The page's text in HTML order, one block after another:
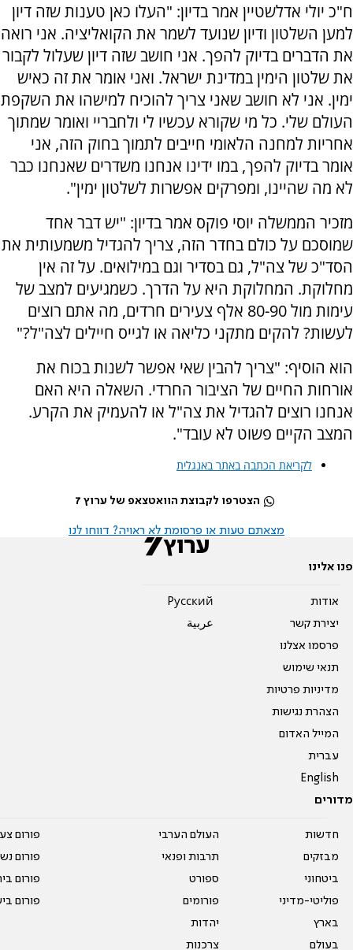
ח"כ יולי אדלשטיין אמר בדיון: "העלו כאן טענות שזה דיון
למען השלטון ודיון שנועד לשמר את הקואליציה. אני רואה
את הדברים בדיוק להפך. אני חושב שזה דיון שעלול לקבור
את שלטון הימין במדינת ישראל. ואני אומר את זה כאיש
ימין. אני לא חושב שאני צריך להוכיח למישהו את השקפת
העולם שלי. כל מי שקורא עכשיו לי ולחבריי ואומר שמתוך
אחריות למחנה הלאומי חייבים לתמוך בחוק הזה, אני
אומר בדיוק להפך, במו ידינו אנחנו משדרים שאנחנו כבר
לא מה שהיינו, ומפרקים אפשרות לשלטון ימין".
מזכיר הממשלה יוסי פוקס אמר בדיון: "יש דבר אחד
שמוסכם על כולם בחדר הזה, צריך להגדיל משמעותית את
הסד"כ של צה"ל, גם בסדיר וגם במילואים. על זה אין
מחלוקת. המחלוקת היא על הדרך. כשמגיעים למצב של
עימות מול 80-90 אלף צעירים חרדים, מה אתם רוצים
לעשות? להקים מתקני כליאה או לגייס חיילים לצה"ל?"
הוא הוסיף: "צריך להבין שאי אפשר לשנות בכוח את
אורחות החיים של הציבור החרדי. השאלה היא האם
אנחנו רוצים להגדיל את צה"ל או להעמיק את הקרע.
המצב הקיים פשוט לא עובד".
לקריאת הכתבה באתר באנגלית
הצטרפו לקבוצת הוואטצאפ של ערוץ 7
מצאתם טעות או פרסומת לא ראויה? דווחו לנו
פנו אלינו
אודות
יצירת קשר
פרסמו אצלנו
תנאי שימוש
מדיניות פרטיות
הצהרת נגישות
המייל האדום
עברית
English
Pусский
عربية
מדורים
חדשות
מבזקים
ביטחוני
פוליטי-מדיני
בארץ
בעולם
העולם הערבי
תרבות ופנאי
ספורט
פורומים
יהדות
צרכנות
פורום
פורום
פורום
פורום